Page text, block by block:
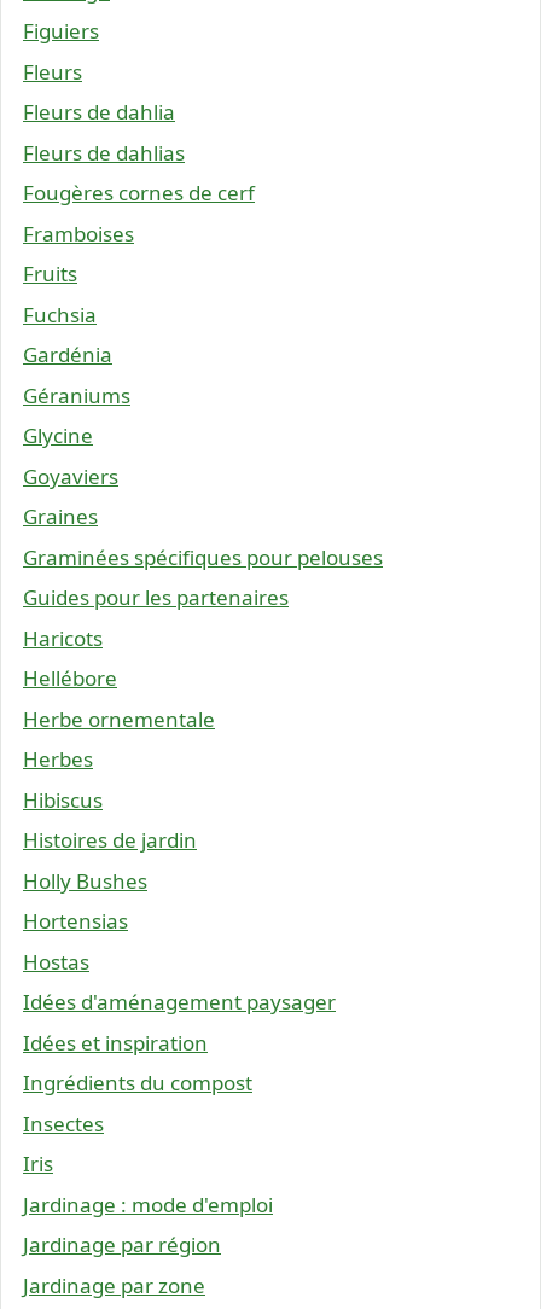
Figuiers
Fleurs
Fleurs de dahlia
Fleurs de dahlias
Fougères cornes de cerf
Framboises
Fruits
Fuchsia
Gardénia
Géraniums
Glycine
Goyaviers
Graines
Graminées spécifiques pour pelouses
Guides pour les partenaires
Haricots
Hellébore
Herbe ornementale
Herbes
Hibiscus
Histoires de jardin
Holly Bushes
Hortensias
Hostas
Idées d'aménagement paysager
Idées et inspiration
Ingrédients du compost
Insectes
Iris
Jardinage : mode d'emploi
Jardinage par région
Jardinage par zone